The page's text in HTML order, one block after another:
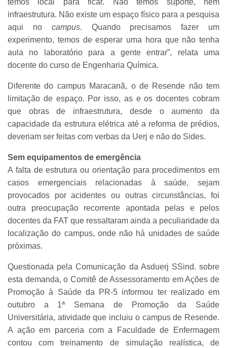
temos local para ficar. Não temos suporte, nem
infraestrutura. Não existe um espaço físico para a pesquisa
aqui no campus.
Quando precisamos fazer um
experimento, temos de esperar uma hora que não tenha
aula no laboratório para a gente entrar”, relata uma
docente do curso de Engenharia Química.
Diferente do campus Maracanã, o de Resende não tem
limitação de espaço. Por isso, as e os docentes cobram
que obras de infraestrutura, desde o aumento da
capacidade da estrutura elétrica até a reforma de prédios,
deveriam ser feitas com verbas da Uerj e não do Sides.
Sem equipamentos de emergência
A falta de estrutura ou orientação para procedimentos em
casos emergenciais relacionadas à saúde, sejam
provocados por acidentes ou outras circunstâncias, foi
outra preocupação recorrente apontada pelas e pelos
docentes da FAT que ressaltaram ainda a peculiaridade da
localização do campus, onde não há unidades de saúde
próximas.
Questionada pela Comunicação da Asduerj SSind. sobre
esta demanda, o Comitê de Assessoramento em Ações de
Promoção à Saúde da PR-5 informou ter realizado em
outubro a 1ª Semana de Promoção da Saúde
Universitária, atividade que incluiu o campus de Resende.
A ação em parceria com a Faculdade de Enfermagem
contou com treinamento de simulação realística, de